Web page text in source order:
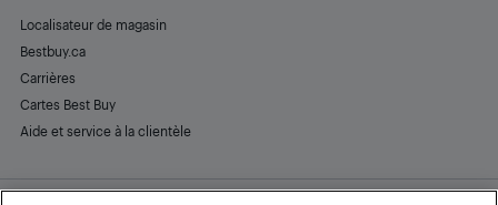
Localisateur de magasin
Bestbuy.ca
Carrières
Cartes Best Buy
Aide et service à la clientèle